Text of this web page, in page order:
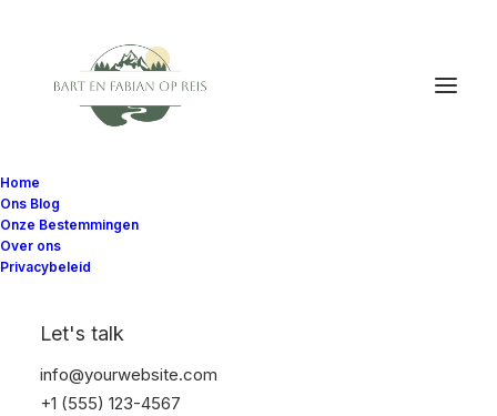
Home
Ons Blog
Onze Bestemmingen
Over ons
Privacybeleid
Let's talk
info@yourwebsite.com
+1 (555) 123-4567